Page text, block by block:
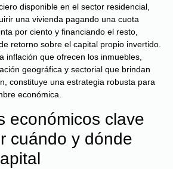
disponible en el sector residencial,
una vivienda pagando una cuota
por ciento y financiando el resto,
retorno sobre el capital propio invertido.
inflación que ofrecen los inmuebles,
geográfica y sectorial que brindan
constituye una estrategia robusta para
económica.
económicos clave
cuándo y dónde